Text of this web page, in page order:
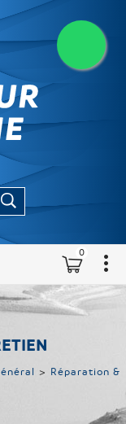
0
> Réparation &